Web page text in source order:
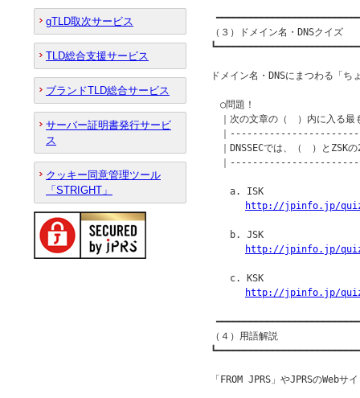
（３）ドメイン名・DNSクイズ
ドメイン名・DNSにまつわる「
○問題！
｜次の文章の（　）内に入る最
｜
｜DNSSECでは、（　）とZSK
｜
a. ISK
http://jpinfo.jp/quiz/
b. JSK
http://jpinfo.jp/quiz/
c. KSK
http://jpinfo.jp/quiz/
（４）用語解説
「FROM JPRS」やJPRSのWeb
gTLD取次サービス
TLD総合支援サービス
ブランドTLD総合サービス
サーバー証明書発行サービ
ス
クッキー同意管理ツール
「STRIGHT」